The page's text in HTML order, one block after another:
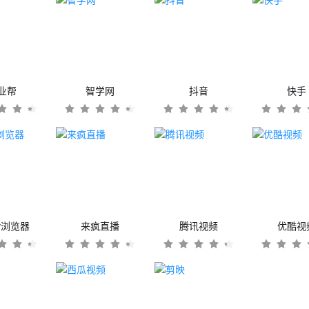
帮 智学网 抖音 快手
览器 来疯直播 腾讯视频 优酷视